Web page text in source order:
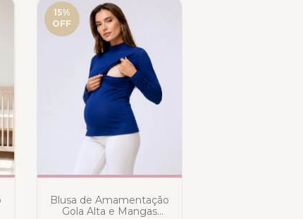
15%
OFF
Blusa de Amamentação
Gola Alta e Mangas